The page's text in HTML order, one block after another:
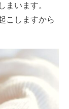
まいます。
こしますから